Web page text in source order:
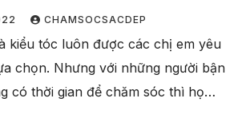
CHAMSOCSACDEP
kiểu tóc luôn được các chị em yêu
chọn. Nhưng với những người bận
có thời gian để chăm sóc thì họ…